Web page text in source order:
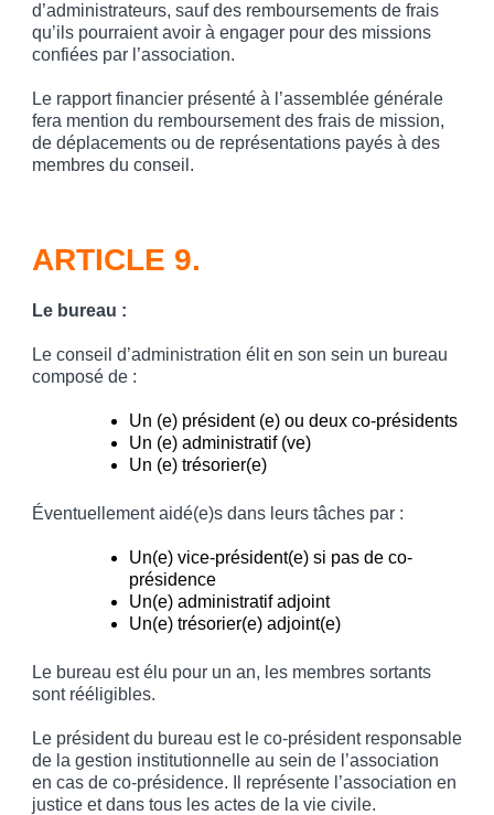
d’administrateurs, sauf des remboursements de frais
qu’ils pourraient avoir à engager pour des missions
confiées par l’association.
Le rapport financier présenté à l’assemblée générale
fera mention du remboursement des frais de mission,
de déplacements ou de représentations payés à des
membres du conseil.
ARTICLE 9.
Le bureau :
Le conseil d’administration élit en son sein un bureau
composé de :
Un (e) président (e) ou deux co-présidents
Un (e) administratif (ve)
Un (e) trésorier(e)
Éventuellement aidé(e)s dans leurs tâches par :
Un(e) vice-président(e) si pas de co-
présidence
Un(e) administratif adjoint
Un(e) trésorier(e) adjoint(e)
Le bureau est élu pour un an, les membres sortants
sont rééligibles.
Le président du bureau est le co-président responsable
de la gestion institutionnelle au sein de l’association
en cas de co-présidence. Il représente l’association en
justice et dans tous les actes de la vie civile.